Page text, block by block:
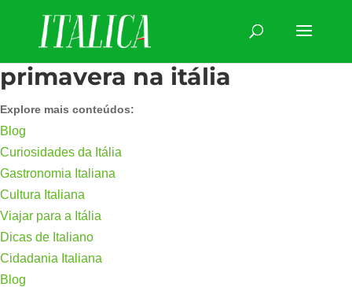
primavera na itália
Explore mais conteúdos:
Blog
Curiosidades da Itália
Gastronomia Italiana
Cultura Italiana
Viajar para a Itália
Dicas de Italiano
Cidadania Italiana
Blog